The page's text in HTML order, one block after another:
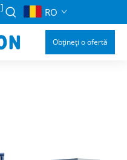
RO
Obțineți o ofertă